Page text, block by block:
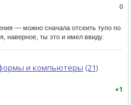
0
— можно сначала отсеить тупо по
наверное, ты это и имел ввиду.
и компьютеры (21)
+1